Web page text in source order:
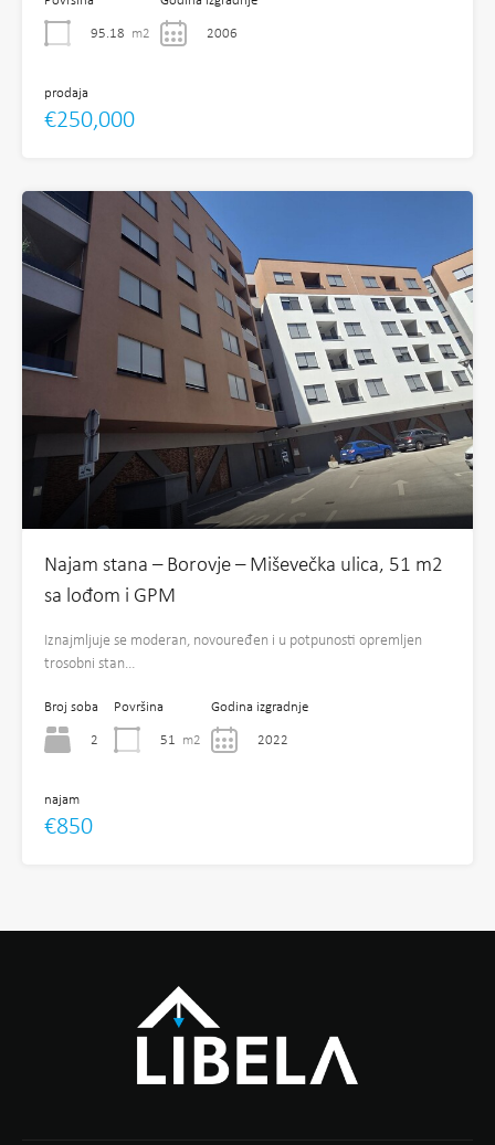
95.18 m2 2006
prodaja
€250,000
Najam stana – Borovje – Miševečka ulica, 51 m2
sa lođom i GPM
Iznajmljuje se moderan, novouređen i u potpunosti opremljen
trosobni stan…
Broj soba
2
Površina
51 m2
Godina izgradnje
2022
najam
€850